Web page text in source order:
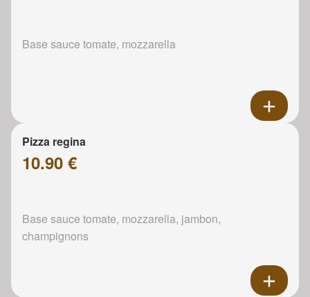
Base sauce tomate, mozzarella
Pizza regina
10.90 €
Base sauce tomate, mozzarella, jambon,
champignons